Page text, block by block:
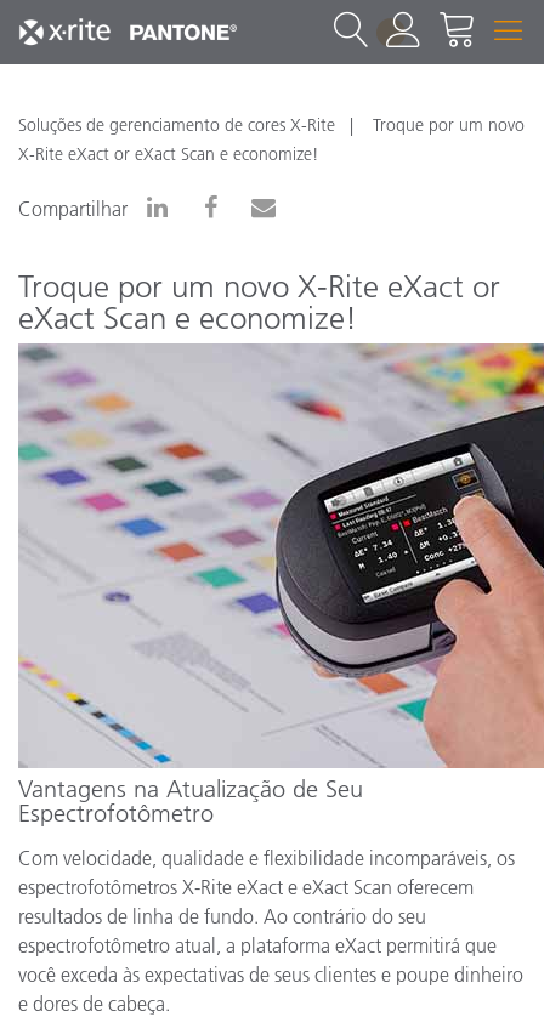
1
Soluções de gerenciamento de cores X-Rite
Troque por um novo
X-Rite eXact or eXact Scan e economize!
Compartilhar
Troque por um novo X-Rite eXact or
eXact Scan e economize!
Vantagens na Atualização de Seu
Espectrofotômetro
Com velocidade, qualidade e flexibilidade incomparáveis, os
espectrofotômetros X-Rite eXact e eXact Scan oferecem
resultados de linha de fundo. Ao contrário do seu
espectrofotômetro atual, a plataforma eXact permitirá que
você exceda às expectativas de seus clientes e poupe dinheiro
e dores de cabeça.